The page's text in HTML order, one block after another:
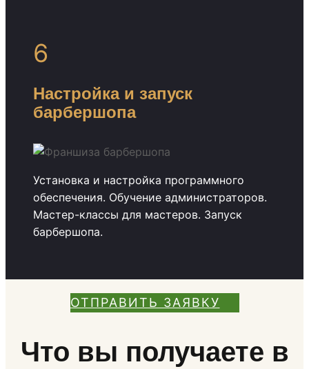
6
Настройка и запуск
барбершопа
Установка и настройка программного
обеспечения. Обучение администраторов.
Мастер-классы для мастеров. Запуск
барбершопа.
ОТПРАВИТЬ ЗАЯВКУ
Что вы получаете в